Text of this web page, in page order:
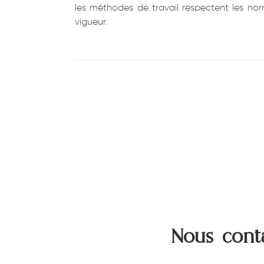
les méthodes de travail respectent les
vigueur.
Nous